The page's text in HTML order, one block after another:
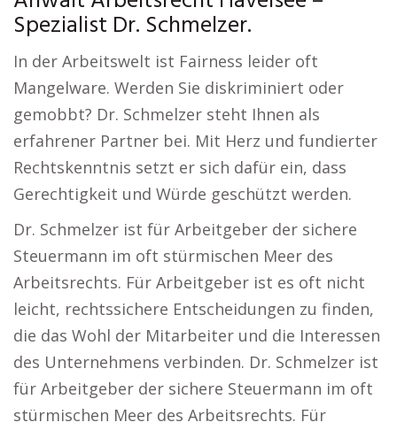
Spezialist Dr. Schmelzer.
In der Arbeitswelt ist Fairness leider oft
Mangelware. Werden Sie diskriminiert oder
gemobbt? Dr. Schmelzer steht Ihnen als
erfahrener Partner bei. Mit Herz und fundierter
Rechtskenntnis setzt er sich dafür ein, dass
Gerechtigkeit und Würde geschützt werden.
Dr. Schmelzer ist für Arbeitgeber der sichere
Steuermann im oft stürmischen Meer des
Arbeitsrechts. Für Arbeitgeber ist es oft nicht
leicht, rechtssichere Entscheidungen zu finden,
die das Wohl der Mitarbeiter und die Interessen
des Unternehmens verbinden. Dr. Schmelzer ist
für Arbeitgeber der sichere Steuermann im oft
stürmischen Meer des Arbeitsrechts. Für